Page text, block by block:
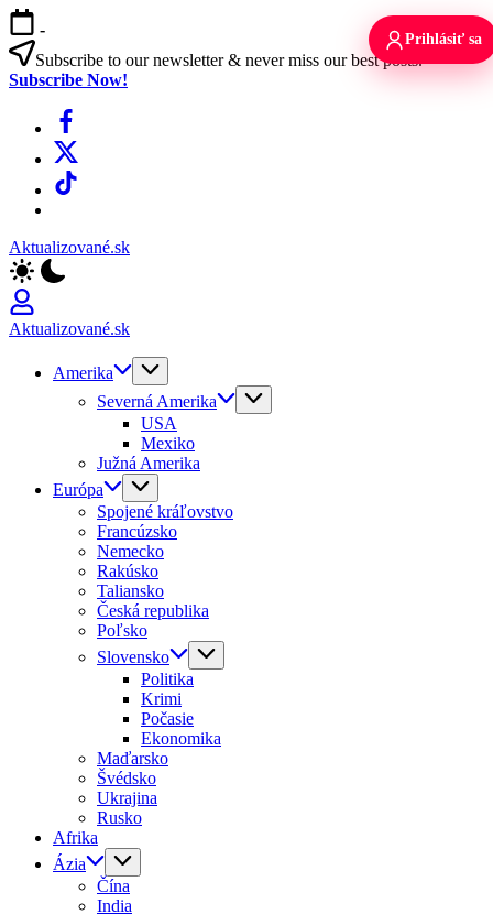
Skip
to
content
-
Subscribe to our newsletter & never miss our best posts.
Subscribe Now!
Facebook
X
TikTok
Aktualizované.sk
Aktualizované.sk
Amerika
Severná Amerika
USA
Mexiko
Južná Amerika
Európa
Spojené kráľovstvo
Francúzsko
Nemecko
Rakúsko
Taliansko
Česká republika
Poľsko
Slovensko
Politika
Krimi
Počasie
Ekonomika
Maďarsko
Švédsko
Ukrajina
Rusko
Afrika
Ázia
Čína
India
Prihlásiť sa